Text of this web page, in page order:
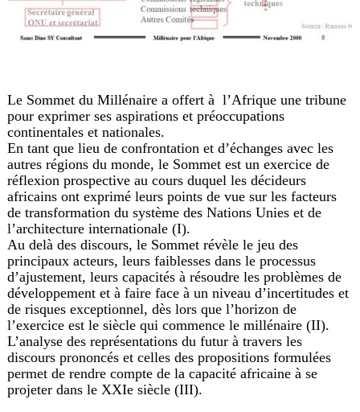
Le Sommet du Millénaire a offert à l’Afrique une tribune
pour exprimer ses aspirations et préoccupations
continentales et nationales.
En tant que lieu de confrontation et d’échanges avec les
autres régions du monde, le Sommet est un exercice de
réflexion prospective au cours duquel les décideurs
africains ont exprimé leurs points de vue sur les facteurs
de transformation du système des Nations Unies et de
l’architecture internationale (I).
Au delà des discours, le Sommet révèle le jeu des
principaux acteurs, leurs faiblesses dans le processus
d’ajustement, leurs capacités à résoudre les problèmes de
développement et à faire face à un niveau d’incertitudes et
de risques exceptionnel, dès lors que l’horizon de
l’exercice est le siècle qui commence le millénaire (II).
L’analyse des représentations du futur à travers les
discours prononcés et celles des propositions formulées
permet de rendre compte de la capacité africaine à se
projeter dans le XXIe siècle (III).